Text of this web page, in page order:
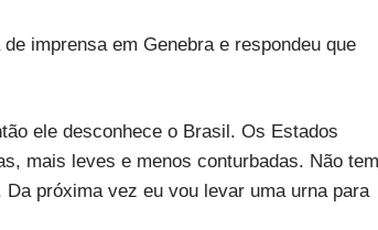
imprensa em Genebra e respondeu que
ele desconhece o Brasil. Os Estados
mais leves e menos conturbadas. Não tem
próxima vez eu vou levar uma urna para